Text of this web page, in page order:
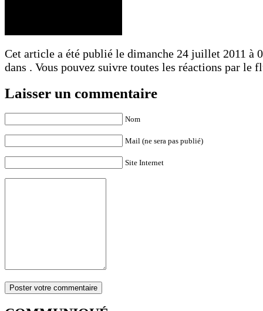
Cet article a été publié le dimanche 24 juillet 2011 à
dans . Vous pouvez suivre toutes les réactions par le
Laisser un commentaire
Nom
Mail (ne sera pas publié)
Site Internet